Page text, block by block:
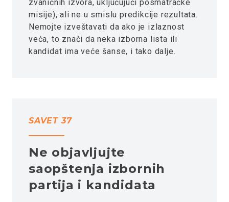
zvaničnih izvora, uključujući posmatračke
misije), ali ne u smislu predikcije rezultata.
Nemojte izveštavati da ako je izlaznost
veća, to znači da neka izborna lista ili
kandidat ima veće šanse, i tako dalje.
SAVET 37
Ne objavljujte
saopštenja izbornih
partija i kandidata